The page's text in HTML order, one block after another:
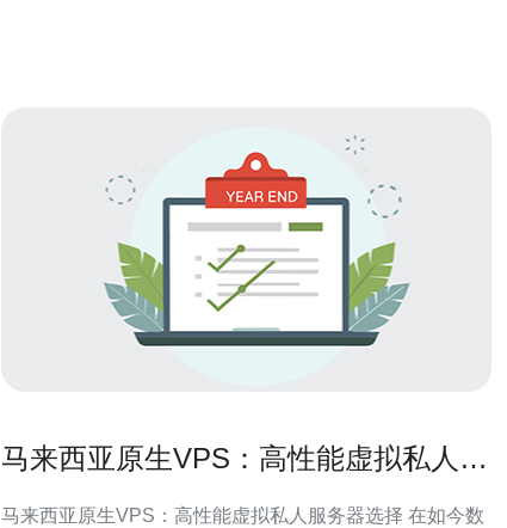
马来西亚原生VPS：高性能虚拟私人服
马来西亚原生VPS：高性能虚拟私人服务器选择 在如今数